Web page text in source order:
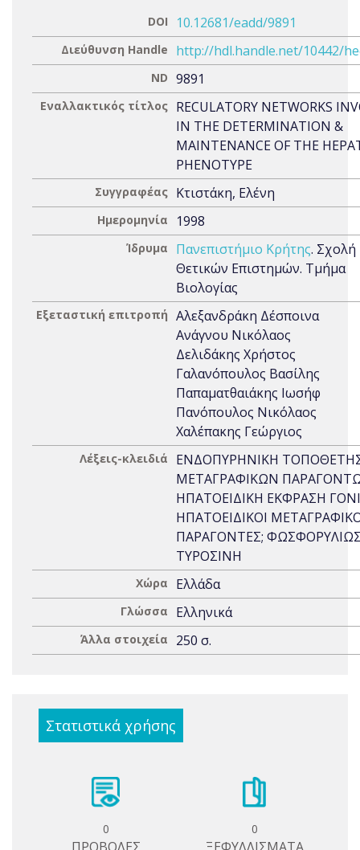
DOI 10.12681/eadd/9891
Διεύθυνση Handle http://hdl.handle.net/10442/
ND 9891
Εναλλακτικός τίτλος RECULATORY NETWORKS
IN THE DETERMINATION &
MAINTENANCE OF THE
PHENOTYPE
Συγγραφέας Κτιστάκη, Ελένη
Ημερομηνία 1998
Ίδρυμα Πανεπιστήμιο Κρήτης. Σχολή
Θετικών Επιστημών. Τμήμα
Βιολογίας
Εξεταστική επιτροπή Αλεξανδράκη Δέσποινα
Ανάγνου Νικόλαος
Δελιδάκης Χρήστος
Γαλανόπουλος Βασίλης
Παπαματθαιάκης Ιωσήφ
Πανόπουλος Νικόλαος
Χαλέπακης Γεώργιος
Λέξεις-κλειδιά
ΕΝΔΟΠΥΡΗΝΙΚΗ
ΜΕΤΑΓΡΑΦΙΚΩΝ
ΗΠΑΤΟΕΙΔΙΚΗ ΕΚΦΡΑΣΗ
ΗΠΑΤΟΕΙΔΙΚΟΙ
ΠΑΡΑΓΟΝΤΕΣ;
ΤΥΡΟΣΙΝΗ
Χώρα Ελλάδα
Γλώσσα Ελληνικά
Άλλα στοιχεία 250 σ.
Στατιστικά χρήσης
0 0